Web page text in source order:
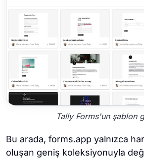
Tally Forms'un şablon
Bu arada, forms.app yalnızca
oluşan geniş koleksiyonuyla